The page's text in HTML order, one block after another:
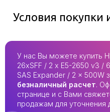
Условия покупки
У нас Вы можете купить
26xSFF / 2 x E5-2650 v3 /
SAS Expander / 2 x 500W
безналичный расчет.
странице и с Вами
продажам для уточнения